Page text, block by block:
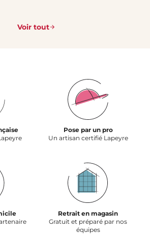
Voir tout
Pose par un pro
Un artisan certifié Lapeyre
Retrait en magasin
Gratuit et préparé par nos
équipes